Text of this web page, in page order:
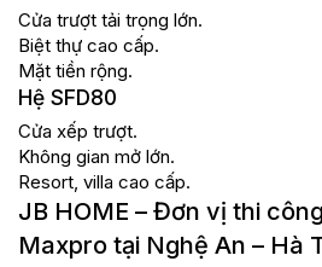
Cửa trượt tải trọng lớn.
Biệt thự cao cấp.
Mặt tiền rộng.
Hệ SFD80
Cửa xếp trượt.
Không gian mở lớn.
Resort, villa cao cấp.
JB HOME – Đơn vị thi
Maxpro tại Nghệ An – Hà